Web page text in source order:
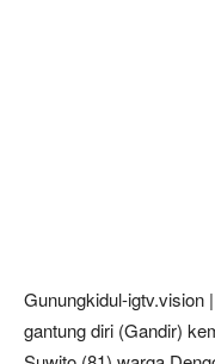
Gunungkidul-igtv.vision
gantung diri (Gandir)